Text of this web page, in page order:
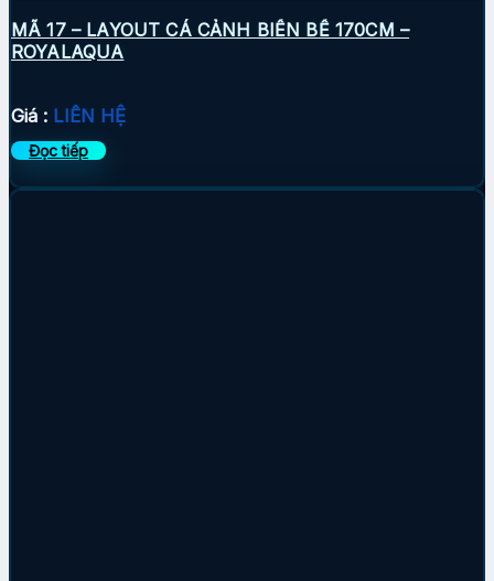
MÃ 17 – LAYOUT CÁ CẢNH BIỂN BỂ 170CM –
ROYALAQUA
Giá : LIÊN HỆ
Đọc tiếp